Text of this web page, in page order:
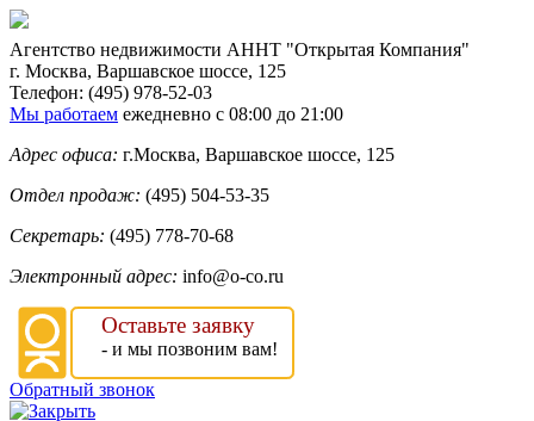
Агентство недвижимости АННТ "Открытая Компания"
г. Москва, Варшавское шоссе, 125
Телефон: (495) 978-52-03
Мы работаем ежедневно с 08:00 до 21:00
Адрес офиса: г.Москва, Варшавское шоссе, 125
Отдел продаж: (495) 504-53-35
Секретарь: (495) 778-70-68
Электронный адрес: info@o-co.ru
Оставьте заявку
- и мы позвоним вам!
Обратный звонок